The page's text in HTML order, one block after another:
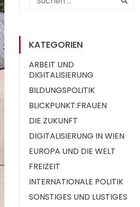
KATEGORIEN
ARBEIT UND
DIGITALISIERUNG
BILDUNGSPOLITIK
BLICKPUNKT:FRAUEN
DIE ZUKUNFT
DIGITALISIERUNG IN WIEN
EUROPA UND DIE WELT
FREIZEIT
INTERNATIONALE POLITIK
SONSTIGES UND LUSTIGES